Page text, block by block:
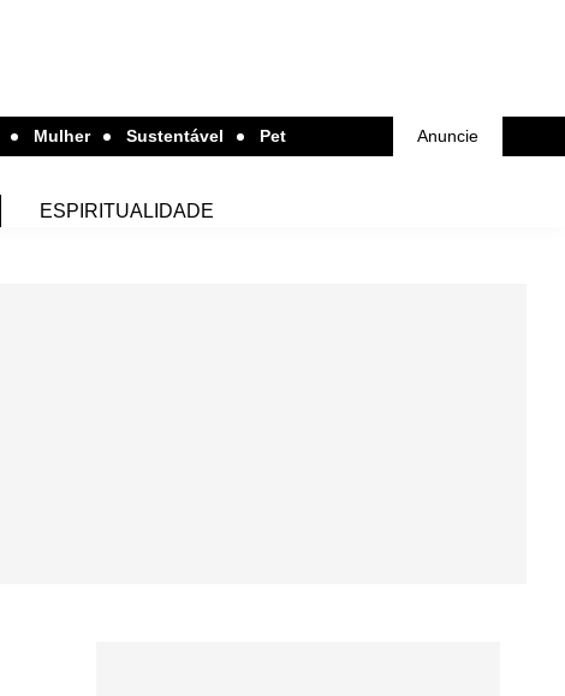
Mulher Sustentável Pet Anuncie
ESPIRITUALIDADE